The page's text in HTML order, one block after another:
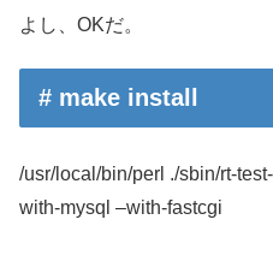
よし、OKだ。
# make install
/usr/local/bin/perl ./sbin/rt-
with-mysql –with-fastcgi